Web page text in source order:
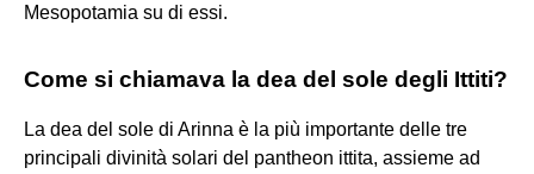
Mesopotamia su di essi.
Come si chiamava la dea del sole degli Ittiti?
La dea del sole di Arinna è la più importante delle tre
principali divinità solari del pantheon ittita, assieme ad